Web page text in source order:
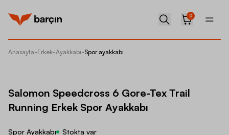
0
Anasayfa-Erkek-Ayakkabı-Spor ayakkabı
Salomon Speedcross 6 Gore-Tex Trail
Running Erkek Spor Ayakkabı
Spor Ayakkabı Stokta var